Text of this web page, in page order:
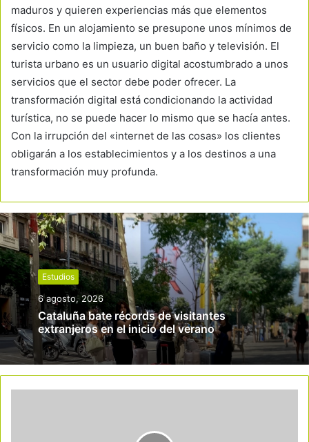
maduros y quieren experiencias más que elementos
físicos. En un alojamiento se presupone unos mínimos de
servicio como la limpieza, un buen baño y televisión. El
turista urbano es un usuario digital acostumbrado a unos
servicios que el sector debe poder ofrecer. La
transformación digital está condicionando la actividad
turística, no se puede hacer lo mismo que se hacía antes.
Con la irrupción del «internet de las cosas» los clientes
obligarán a los establecimientos y a los destinos a una
transformación muy profunda.
Estudios
6 agosto, 2026
Cataluña bate récords de visitantes
extranjeros en el inicio del verano